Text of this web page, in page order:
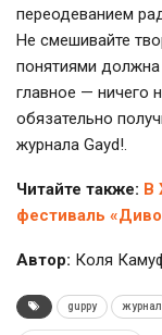
переодеванием
Не смешивайте
понятиями
главное — ничего
обязательно
журнала Gayd!.
Читайте также: В
фестиваль
Автор: Коля
guppy журнал